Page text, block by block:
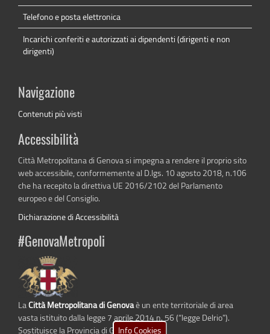
Telefono e posta elettronica
Incarichi conferiti e autorizzati ai dipendenti (dirigenti e non
dirigenti)
Navigazione
Contenuti più visti
Accessibilità
Città Metropolitana di Genova si impegna a rendere il proprio sito
web accessibile, conformemente al D.lgs. 10 agosto 2018, n.106
che ha recepito la direttiva UE 2016/2102 del Parlamento
europeo e del Consiglio.
Dichiarazione di Accessibilità
#GenovaMetropoli
LaCittà Metropolitana di Genovaè un ente territoriale di area
vasta istituito dalla legge 7 aprile 2014 n. 56 (“legge Delrio”).
Sostituisce la Provincia di Genova.Info Cookies